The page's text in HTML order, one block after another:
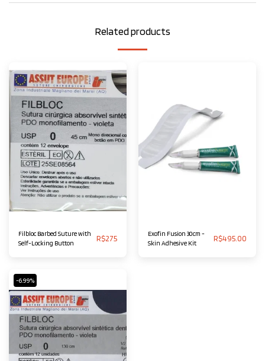
Related products
Filbloc Barbed Suture with
Self-Locking Button
R$275
Exofin Fusion 30cm -
Skin Adhesive Kit
R$495.00
-6.99%